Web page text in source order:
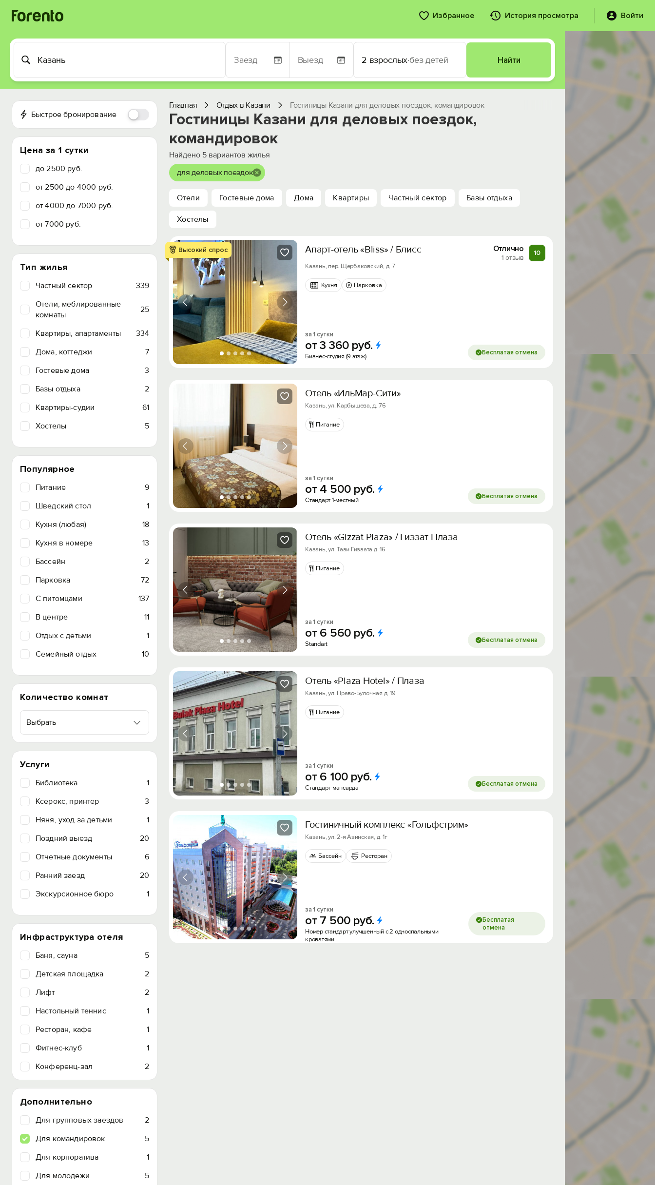
Избранное История просмотра Войти
2 взрослых·без детей Найти
Быстрое бронирование
Цена за 1 сутки
до 2500 руб.
от 2500 до 4000 руб.
от 4000 до 7000 руб.
от 7000 руб.
Тип жилья
Частный сектор
339
Отели, меблированные
комнаты
25
Квартиры, апартаменты
334
Дома, коттеджи
7
Гостевые дома
3
Базы отдыха
2
Квартиры-судии
61
Хостелы
5
Популярное
Питание
9
Шведский стол
1
Кухня (любая)
18
Кухня в номере
13
Бассейн
2
Парковка
72
C питомцами
137
В центре
11
Отдых с детьми
1
Семейный отдых
10
Количество комнат
Выбрать
Услуги
Библиотека
1
Ксерокс, принтер
3
Няня, уход за детьми
1
Поздний выезд
20
Отчетные документы
6
Ранний заезд
20
Экскурсионное бюро
1
Инфраструктура отеля
Баня, сауна
5
Детская площадка
2
Лифт
2
Настольный теннис
1
Ресторан, кафе
1
Фитнес-клуб
1
Конференц-зал
2
Дополнительно
Для групповых заездов
2
Для командировок
5
Для корпоратива
1
Для молодежи
5
Главная Отдых в Казани Гостиницы Казани для деловых поездок, командировок
Гостиницы Казани для деловых поездок,
командировок
Найдено 5 вариантов жилья
для деловых поездок
Отели Гостевые дома Дома Квартиры Частный сектор Базы отдыха
Хостелы
Высокий спрос Апарт-отель «Bliss» / Блисс Отлично
1 отзыв
10
Казань, пер. Щербаковский, д. 7
Кухня Парковка
за 1 сутки
от3 360 руб.
Бизнес-студия (9 этаж) Бесплатая отмена
Отель «ИльМар-Сити»
Казань, ул. Карбышева, д. 76
Питание
за 1 сутки
от 4 500 руб.
Стандарт 1-местный Бесплатая отмена
Отель «Gizzat Plaza» / Гиззат Плаза
Казань, ул. Тази Гиззата д. 16
Питание
за 1 сутки
от 6 560 руб.
Standart Бесплатая отмена
Отель «Plaza Hotel» / Плаза
Казань, ул. Право-Булочная д. 19
Питание
за 1 сутки
от 6 100 руб.
Стандарт-мансарда Бесплатая отмена
Гостиничный комплекс «Гольфстрим»
Казань, ул. 2-я Азинская, д. 1г
Бассейн Ресторан
за 1 сутки
от 7 500 руб.
Номер стандарт улучшенный с 2 односпальными
кроватями
Бесплатая
отмена